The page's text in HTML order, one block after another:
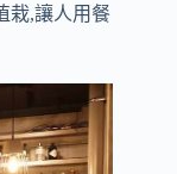
栽,讓人用餐